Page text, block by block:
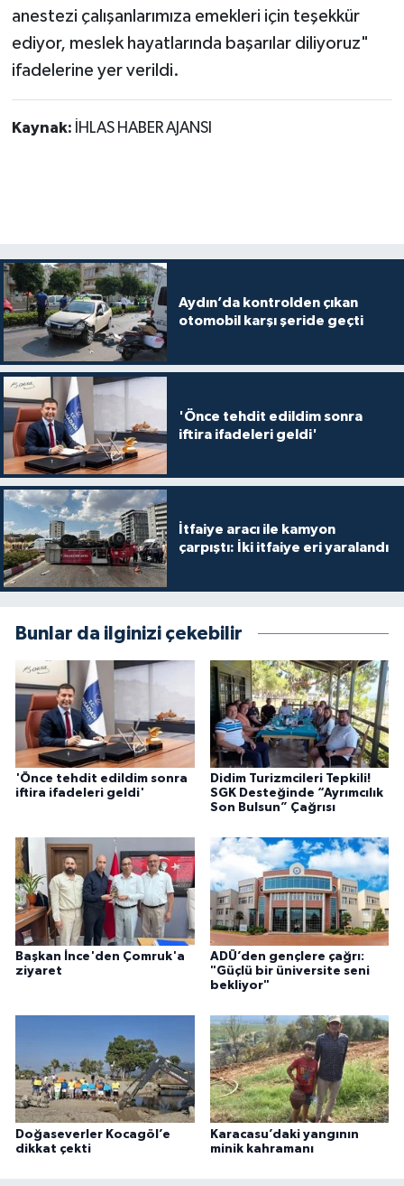
anestezi çalışanlarımıza emekleri için teşekkür
ediyor, meslek hayatlarında başarılar diliyoruz"
ifadelerine yer verildi.
Kaynak: İHLAS HABER AJANSI
Aydın’da kontrolden çıkan
otomobil karşı şeride geçti
'Önce tehdit edildim sonra
iftira ifadeleri geldi'
İtfaiye aracı ile kamyon
çarpıştı: İki itfaiye eri yaralandı
Bunlar da ilginizi çekebilir
'Önce tehdit edildim sonra
iftira ifadeleri geldi'
Didim Turizmcileri Tepkili!
SGK Desteğinde “Ayrımcılık
Son Bulsun” Çağrısı
Başkan İnce'den Çomruk'a
ziyaret
ADÜ’den gençlere çağrı:
"Güçlü bir üniversite seni
bekliyor"
Doğaseverler Kocagöl’e
dikkat çekti
Karacasu’daki yangının
minik kahramanı